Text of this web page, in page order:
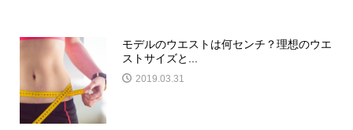
モデルのウエストは何センチ？理想のウエ
ストサイズと...
2019.03.31